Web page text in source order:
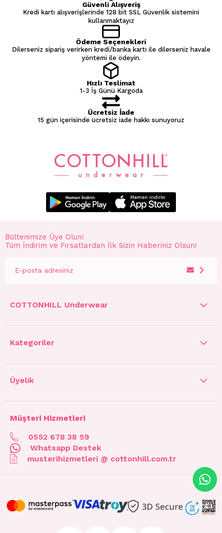
Güvenli Alışveriş
Kredi kartı alışverişlerinde 128 bit SSL Güvenlik sistemini
kullanmaktayız
Ödeme Seçenekleri
Dilerseniz sipariş verirken kredi/banka kartı ile dilerseniz havale
yöntemi ile ödeyin.
Hızlı Teslimat
1-3 İş Günü Kargoda
Ücretsiz İade
15 gün içerisinde ücretsiz iade hakkı sunuyoruz
Bültenimize Üye Olun!
Tüm İndirim ve Fırsatlardan İlk Sizin Haberiniz Olsun!
COTTONHILL Underwear
Kategoriler
Üyelik
Müşteri Hizmetleri
0552 678 38 59
Whatsapp Destek
musterihizmetleri @ cottonhill.com.tr